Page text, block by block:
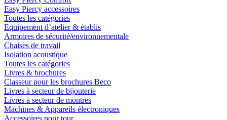
Easy Piercy accessoires
Toutes les catégories
Equipement d’atelier & établis
Armoires de sécurité/environnementale
Chaises de travail
Isolation acoustique
Toutes les catégories
Livres & brochures
Classeur pour les brochures Beco
Livres à secteur de bijouterie
Livres à secteur de montres
Machines & Appareils électroniques
Accessoires pour tour